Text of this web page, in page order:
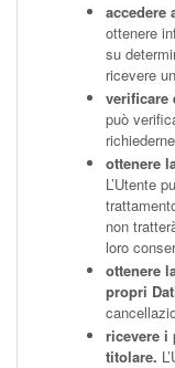
accedere
ottenere
su
ricevere
verificare
può
ottenere
L’Utente
non
loro
ottenere
propri
ricevere i
titolare.